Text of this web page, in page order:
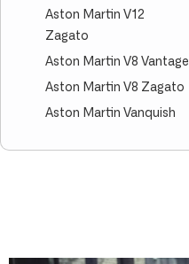
Aston Martin V12
Zagato
Aston Martin V8 Vantage
Aston Martin V8 Zagato
Aston Martin Vanquish